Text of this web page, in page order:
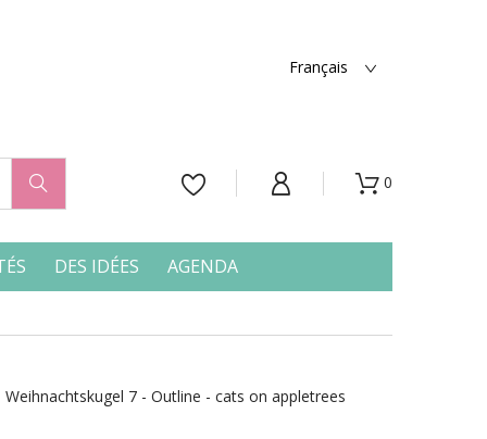
Français
    0
DES IDÉES AGENDA
7 - Outline - cats on appletrees